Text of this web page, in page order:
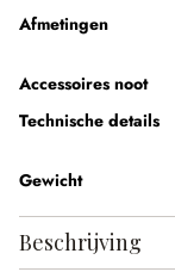
Afmetingen
Accessoires noot
Technische details
Gewicht
Beschrijving